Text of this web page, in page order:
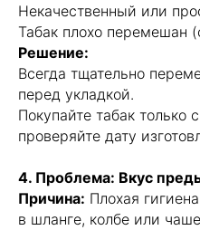
Некачественный или
Табак плохо перемешан
Решение:
Всегда тщательно
перед укладкой.
Покупайте табак только
проверяйте дату
4. Проблема: Вкус
Причина: Плохая
в шланге, колбе или